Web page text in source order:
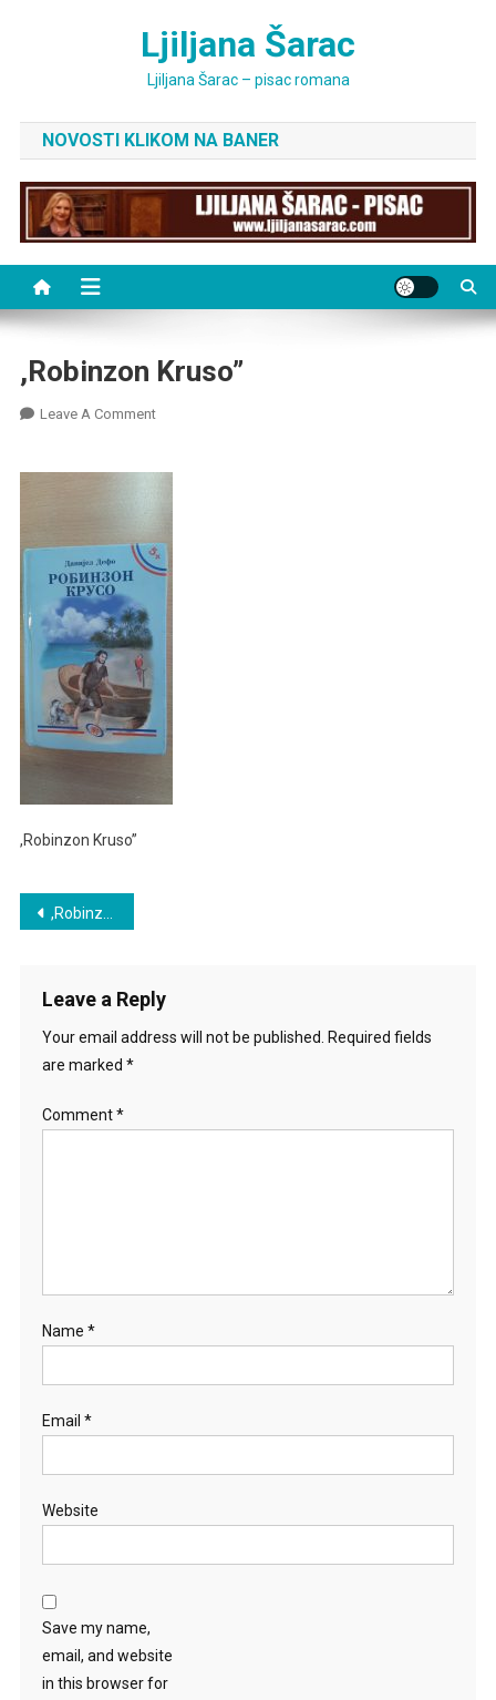
Ljiljana Šarac
Ljiljana Šarac – pisac romana
NOVOSTI KLIKOM NA BANER
,Robinzon Kruso”
Leave A CommentOn
,Robinzon Kruso”
Post
,Robinzon Kruso”
Leave a Reply
Your email address will not be published.
Required fields
are marked *
Comment*
Name *
Email *
Website
Save my name,
email, and website
in this browser for